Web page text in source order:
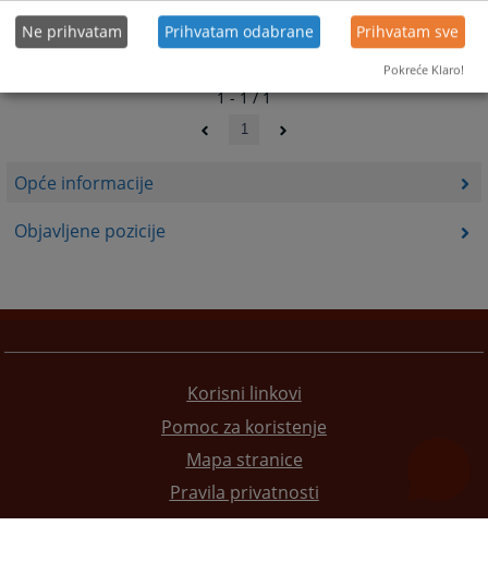
Opće informacije
Objavljene pozicije
dates.
dates.
1 - 1 / 1
1
Korisni linkovi
Pomoc za koristenje
Mapa stranice
Pravila privatnosti
Ne prihvatam Prihvatam odabrane Prihvatam sve
Pokreće Klaro!